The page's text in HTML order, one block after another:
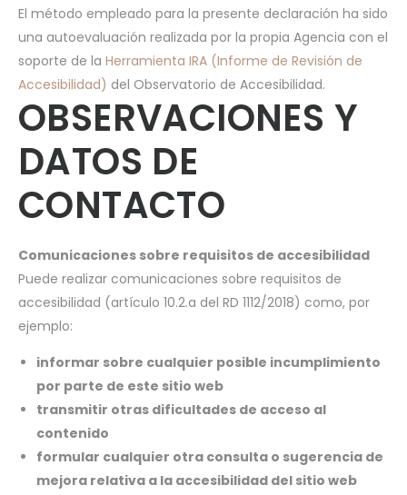
El método empleado para la presente declaración ha sido
una autoevaluación realizada por la propia Agencia con el
soporte de la Herramienta IRA (Informe de Revisión de
Accesibilidad) del Observatorio de Accesibilidad.
OBSERVACIONES Y
DATOS DE
CONTACTO
Comunicaciones sobre requisitos de accesibilidad
Puede realizar comunicaciones sobre requisitos de
accesibilidad (artículo 10.2.a del RD 1112/2018) como, por
ejemplo:
informar sobre cualquier posible incumplimiento
por parte de este sitio web
transmitir otras dificultades de acceso al
contenido
formular cualquier otra consulta o sugerencia de
mejora relativa a la accesibilidad del sitio web